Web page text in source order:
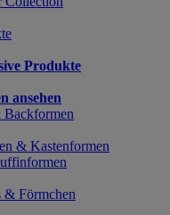
Produkte
ansehen
& Kastenformen
& Förmchen